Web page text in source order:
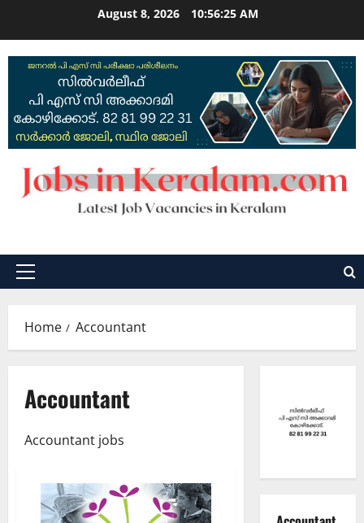
August 8, 2026 10:56:26 AM
Primary
Home Accountant
Accountant
Accountant jobs